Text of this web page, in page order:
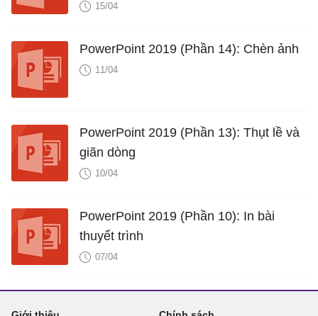
15/04
PowerPoint 2019 (Phần 14): Chèn ảnh
11/04
PowerPoint 2019 (Phần 13): Thụt lề và
giãn dòng
10/04
PowerPoint 2019 (Phần 10): In bài
thuyết trình
07/04